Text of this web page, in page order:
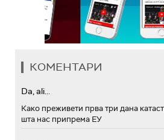
КОМЕНТАРИ
Da, ali...
Како преживети прва три дана
шта нас припрема ЕУ